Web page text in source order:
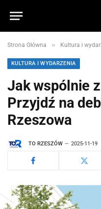
Strona Główna » Kultura i
KULTURA I WYDARZENIA
Jak wspólnie
Przyjdź na
Rzeszowa
TO RZESZÓW 2025-11-19